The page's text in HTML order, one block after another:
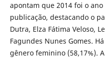
apontam que 2014 foi o
publicação, destacando o
Dutra, Elza Fátima Veloso,
Fagundes Nunes Gomes.
gênero feminino (58,17%).